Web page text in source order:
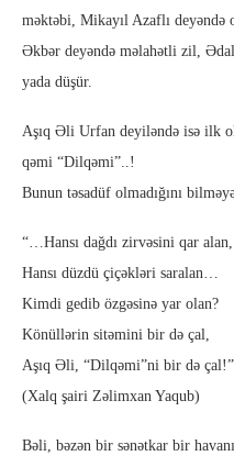
məktəbi, Mikayıl Azaflı deyəndə
Əkbər deyəndə məlahətli zil,
yada düşür.
Aşıq Əli Urfan deyiləndə isə ilk
qəmi “Dilqəmi”..!
Bunun təsadüf olmadığını
“…Hansı dağdı zirvəsini qar alan,
Hansı düzdü çiçəkləri saralan…
Kimdi gedib özgəsinə yar olan?
Könüllərin sitəmini bir də çal,
Aşıq Əli, “Dilqəmi”ni bir də çal!”
(Xalq şairi Zəlimxan Yaqub)
Bəli, bəzən bir sənətkar bir